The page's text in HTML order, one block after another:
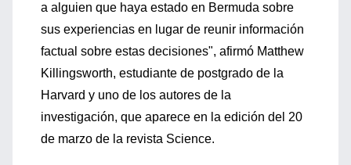
a alguien que haya estado en Bermuda sobre
sus experiencias en lugar de reunir información
factual sobre estas decisiones", afirmó Matthew
Killingsworth, estudiante de postgrado de la
Harvard y uno de los autores de la
investigación, que aparece en la edición del 20
de marzo de la revista Science.